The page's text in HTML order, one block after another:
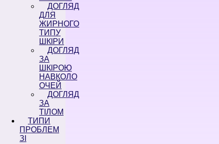
ДОГЛЯД
ДЛЯ
ЖИРНОГО
ТИПУ
ШКІРИ
ДОГЛЯД
ЗА
ШКІРОЮ
НАВКОЛО
ОЧЕЙ
ДОГЛЯД
ЗА
ТІЛОМ
ТИПИ
ПРОБЛЕМ
ЗІ